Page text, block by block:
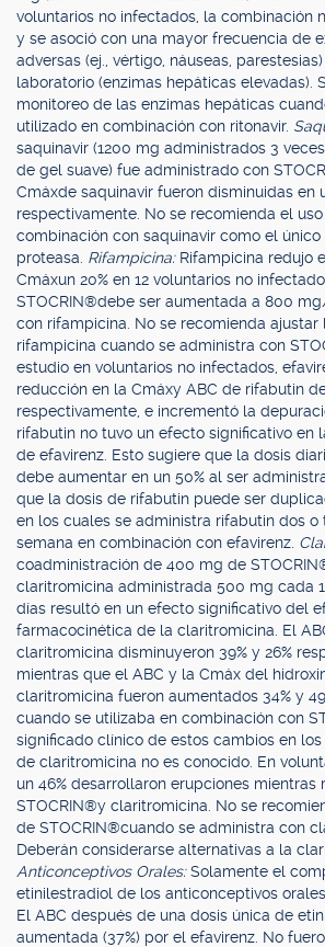
voluntarios no infectados, la combinación
y se asoció con una mayor frecuencia de
adversas (ej., vértigo, náuseas,
laboratorio (enzimas hepáticas elevadas).
monitoreo de las enzimas hepáticas
utilizado en combinación con ritonavir.
saquinavir (1200 mg administrados 3
de gel suave) fue administrado con
Cmáxde saquinavir fueron disminuidas en
respectivamente. No se recomienda el
combinación con saquinavir como el
proteasa. Rifampicina: Rifampicina redujo
Cmáxun 20% en 12 voluntarios no
STOCRIN®debe ser aumentada a 800
con rifampicina. No se recomienda ajustar
rifampicina cuando se administra con
estudio en voluntarios no infectados,
reducción en la Cmáxy ABC de rifabutin de
respectivamente, e incrementó la
rifabutin no tuvo un efecto significativo en
de efavirenz. Esto sugiere que la dosis
debe aumentar en un 50% al ser
que la dosis de rifabutin puede ser
en los cuales se administra rifabutin dos o
semana en combinación con efavirenz.
coadministración de 400 mg de
claritromicina administrada 500 mg cada
días resultó en un efecto significativo del
farmacocinética de la claritromicina. El
claritromicina disminuyeron 39% y 26%
mientras que el ABC y la Cmáx del
claritromicina fueron aumentados 34% y
cuando se utilizaba en combinación con
significado clínico de estos cambios en
de claritromicina no es conocido. En
un 46% desarrollaron erupciones mientras
STOCRIN®y claritromicina. No se
de STOCRIN®cuando se administra con
Deberán considerarse alternativas a la
Anticonceptivos Orales:Solamente el
etinilestradiol de los anticonceptivos
El ABC después de una dosis única de
aumentada (37%) por el efavirenz. No